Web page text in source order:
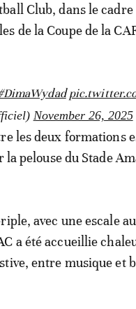
Club, dans le
de la Coupe de la
November 26, 2025
les deux formations
pelouse du Stade
avec une escale
a été accueillie
entre musique et